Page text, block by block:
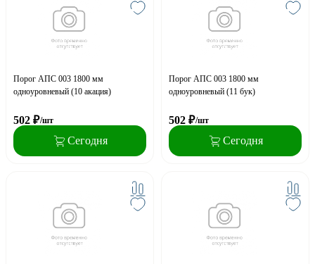
Порог АПС 003 1800 мм
одноуровневый (10 акация)
502 ₽/шт
Сегодня
Порог АПС 003 1800 мм
одноуровневый (11 бук)
502 ₽/шт
Сегодня